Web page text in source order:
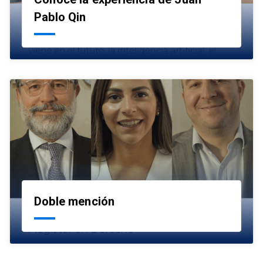
Pablo Qin
Doble mención